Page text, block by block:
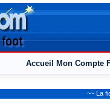
Accueil Mon Compte
~~ La